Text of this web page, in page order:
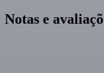
Notas e